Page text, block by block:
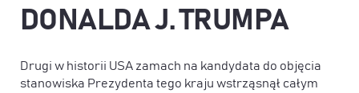
DONALDA J. TRUMPA
Drugi w historii USA zamach na kandydata do objęcia
stanowiska Prezydenta tego kraju wstrząsnął całym